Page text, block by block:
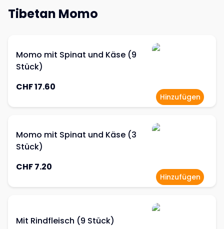
Tibetan Momo
Momo mit Spinat und Käse (9
Stück)
CHF 17.60
Hinzufügen
Momo mit Spinat und Käse (3
Stück)
CHF 7.20
Hinzufügen
Mit Rindfleisch (9 Stück)